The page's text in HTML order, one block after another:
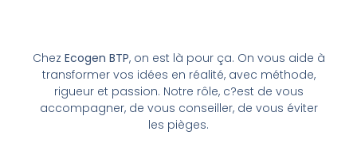
Chez Ecogen BTP, on est là pour ça. On vous aide à
transformer vos idées en réalité, avec méthode,
rigueur et passion. Notre rôle, c?est de vous
accompagner, de vous conseiller, de vous éviter
les pièges.